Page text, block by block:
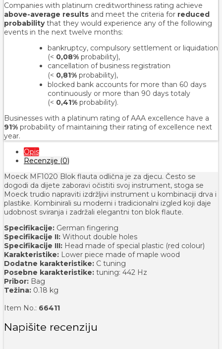
Companies with platinum creditworthiness rating achieve
above-average results and meet the criteria for reduced
probabilitythat they would experience any of the following
events in the next twelve months:
bankruptcy, compulsory settlement or liquidation
(< 0,08% probability),
cancellation of business registration
(< 0,81% probability),
blocked bank accounts for more than 60 days
continuously or more than 90 days totaly
(< 0,41% probability).
Businesses with a platinum rating of AAA excellence have a
91% probability of maintaining their rating of excellence next
year.
Opis
Recenzije (0)
Moeck MF1020 Blok flauta odlična je za djecu. Često se
dogodi da dijete zaboravi očistiti svoj instrument, stoga se
Moeck trudio napraviti izdržljivi instrument u kombinaciji drva i
plastike. Kombinirali su moderni i tradicionalni izgled koji daje
udobnost sviranja i zadržali elegantni ton blok flaute.
Specifikacije: German fingering
Specifikacije II: Without double holes
Specifikacije III: Head made of special plastic (red colour)
Karakteristike: Lower piece made of maple wood
Dodatne karakteristike: C tuning
Posebne karakteristike: tuning: 442 Hz
Pribor: Bag
Težina: 0.18 kg
Item No.: 66411
Napišite recenziju